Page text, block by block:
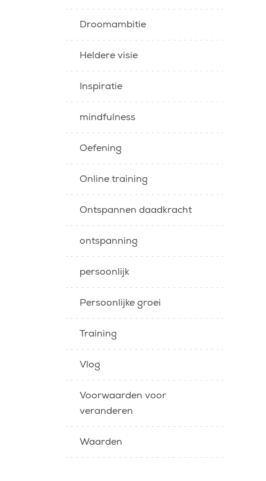
Droomambitie
Heldere visie
Inspiratie
mindfulness
Oefening
Online training
Ontspannen daadkracht
ontspanning
persoonlijk
Persoonlijke groei
Training
Vlog
Voorwaarden voor
veranderen
Waarden